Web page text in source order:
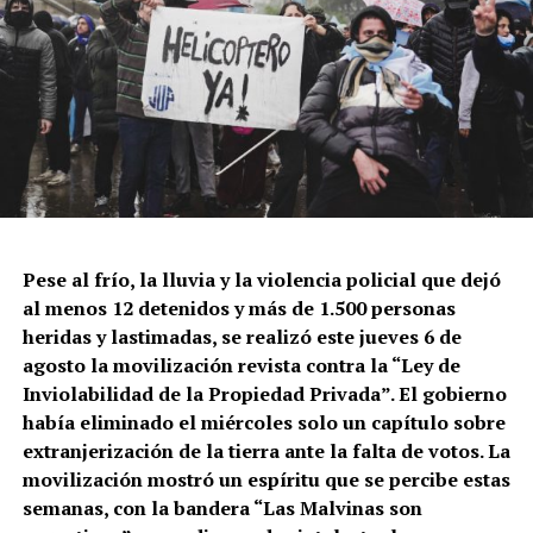
Las mujeres ponen el pecho y la olla.
Tadeo
Bourbon/lavaca.org.
problemáticas de la era Milei: desempleo, recorte de
programas sociales, parálisis de las obras de integración
sociourbana, acceso a la vivienda, mercadería que no
llega a los comedores, y el crecimiento del narcotráfico
que se disputa la vida y la muerte de jóvenes.
Pese al frío, la lluvia y la violencia policial que dejó
al menos 12 detenidos y más de 1.500 personas
heridas y lastimadas, se realizó este jueves 6 de
agosto la movilización revista contra la “Ley de
Inviolabilidad de la Propiedad Privada”. El gobierno
había eliminado el miércoles solo un capítulo sobre
extranjerización de la tierra ante la falta de votos. La
movilización mostró un espíritu que se percibe estas
semanas, con la bandera “Las Malvinas son